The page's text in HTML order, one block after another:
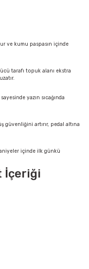
ve kumu paspasın içinde
tarafı topuk alanı ekstra
yazın sıcağında
güvenliğini artırır, pedal altına
içinde ilk günkü
İçeriği